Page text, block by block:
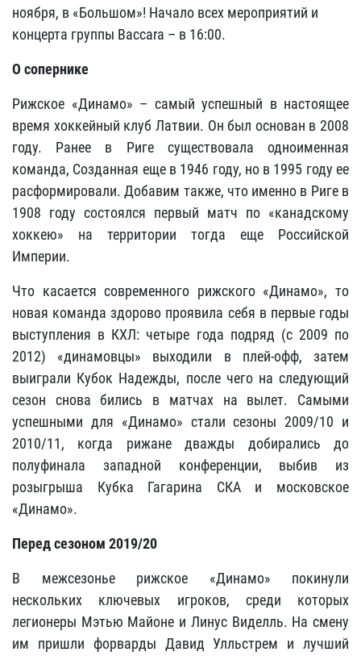
ноября, в «Большом»! Начало всех мероприятий и
концерта группы Baccara – в 16:00.
О сопернике
Рижское «Динамо» – самый успешный в настоящее
время хоккейный клуб Латвии. Он был основан в 2008
году. Ранее в Риге существовала одноименная
команда, Созданная еще в 1946 году, но в 1995 году ее
расформировали. Добавим также, что именно в Риге в
1908 году состоялся первый матч по «канадскому
хоккею» на территории тогда еще Российской
Империи.
Что касается современного рижского «Динамо», то
новая команда здорово проявила себя в первые годы
выступления в КХЛ: четыре года подряд (с 2009 по
2012) «динамовцы» выходили в плей-офф, затем
выиграли Кубок Надежды, после чего на следующий
сезон снова бились в матчах на вылет. Самыми
успешными для «Динамо» стали сезоны 2009/10 и
2010/11, когда рижане дважды добирались до
полуфинала западной конференции, выбив из
розыгрыша Кубка Гагарина СКА и московское
«Динамо».
Перед сезоном 2019/20
В межсезонье рижское «Динамо» покинули
нескольких ключевых игроков, среди которых
легионеры Мэтью Майоне и Линус Виделль. На смену
им пришли форварды Давид Улльстрем и лучший